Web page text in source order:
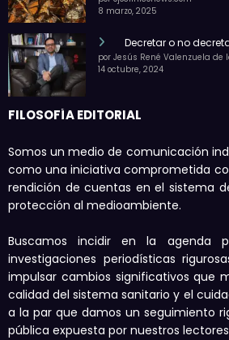
8 marzo, 2025
Decretar o no
por Jesús René Valenzuela de
14 octubre, 2024
FILOSOFÍA EDITORIAL
Somos un medio de comunicación
como una iniciativa comprometida
rendición de cuentas en el sistema
protección al medioambiente.
Buscamos incidir en la agenda
investigaciones periodísticas
impulsar cambios significativos que
calidad del sistema sanitario y el
a la par que damos un seguimiento
pública expuesta por nuestros